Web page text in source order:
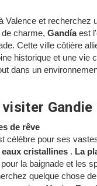
Valence et recherchez
charme, Gandíaest
Cette ville côtière
historique et une vie
dans un
Gandie
de rêve
célèbre pour ses
cristallines . La
la baignade et les
quelque chose